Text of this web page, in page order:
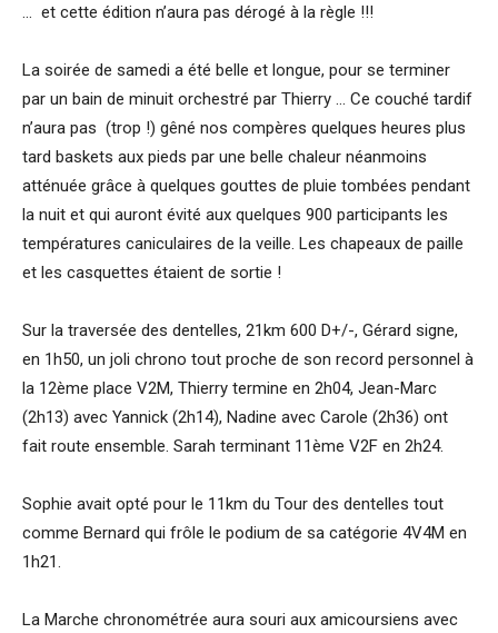
… et cette édition n’aura pas dérogé à la règle !!!
La soirée de samedi a été belle et longue, pour se terminer
par un bain de minuit orchestré par Thierry … Ce couché tardif
n’aura pas (trop !) gêné nos compères quelques heures plus
tard baskets aux pieds par une belle chaleur néanmoins
atténuée grâce à quelques gouttes de pluie tombées pendant
la nuit et qui auront évité aux quelques 900 participants les
températures caniculaires de la veille. Les chapeaux de paille
et les casquettes étaient de sortie !
Sur la traversée des dentelles, 21km 600 D+/-, Gérard signe,
en 1h50, un joli chrono tout proche de son record personnel à
la 12ème place V2M, Thierry termine en 2h04, Jean-Marc
(2h13) avec Yannick (2h14), Nadine avec Carole (2h36) ont
fait route ensemble. Sarah terminant 11ème V2F en 2h24.
Sophie avait opté pour le 11km du Tour des dentelles tout
comme Bernard qui frôle le podium de sa catégorie 4V4M en
1h21.
La Marche chronométrée aura souri aux amicoursiens avec